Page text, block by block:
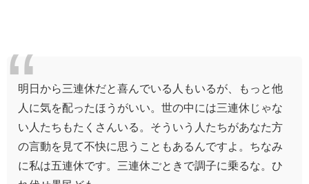
明日から三連休だと喜んでいる人もいるが、もっと他
人に気を配ったほうがいい。世の中には三連休じゃな
い人たちもたくさんいる。そういう人たちがあなた方
の言動を見て不快に思うこともあるんですよ。ちなみ
に私は五連休です。三連休ごときで調子に乗るな。ひ